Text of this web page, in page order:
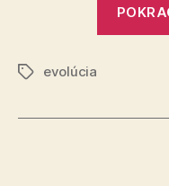
Značkyevolúcia